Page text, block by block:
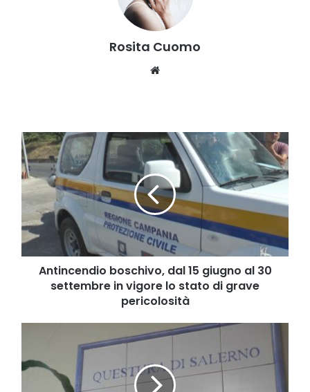
Rosita Cuomo
Antincendio
boschivo,
dal
15
giugno
30
settembre
in
vigore
grave
pericolosità
Antincendio boschivo, dal 15 giugno al 30
settembre in vigore lo stato di grave
pericolosità
aumentano
del
110%